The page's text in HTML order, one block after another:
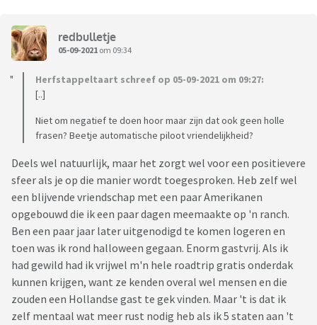
redbulletje
05-09-2021 om 09:34
Herfstappeltaart schreef op 05-09-2021 om 09:27:
[..]
Niet om negatief te doen hoor maar zijn dat ook geen holle
frasen? Beetje automatische piloot vriendelijkheid?
Deels wel natuurlijk, maar het zorgt wel voor een positievere
sfeer als je op die manier wordt toegesproken. Heb zelf wel
een blijvende vriendschap met een paar Amerikanen
opgebouwd die ik een paar dagen meemaakte op 'n ranch.
Ben een paar jaar later uitgenodigd te komen logeren en
toen was ik rond halloween gegaan. Enorm gastvrij. Als ik
had gewild had ik vrijwel m'n hele roadtrip gratis onderdak
kunnen krijgen, want ze kenden overal wel mensen en die
zouden een Hollandse gast te gek vinden. Maar 't is dat ik
zelf mentaal wat meer rust nodig heb als ik 5 staten aan 't